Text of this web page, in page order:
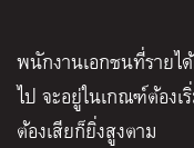
พนักงานเอกชนที่รายไ
ไป จะอยู่ในเกณฑ์ต้อง
ต้องเสียก็ยิ่งสูงตาม